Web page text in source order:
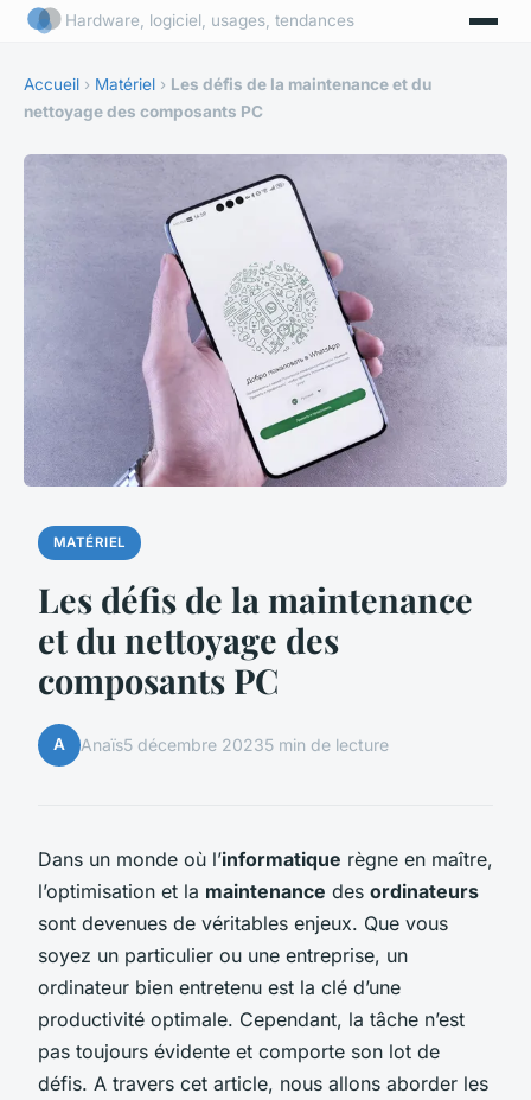
Hardware, logiciel, usages, tendances
Accueil › Matériel › Les défis de la maintenance et du
nettoyage des composants PC
MATÉRIEL
Les défis de la maintenance
et du nettoyage des
composants PC
A Anaïs5 décembre 20235 min de lecture
Dans un monde où l’informatique règne en maître,
l’optimisation et la maintenance des ordinateurs
sont devenues de véritables enjeux. Que vous
soyez un particulier ou une entreprise, un
ordinateur bien entretenu est la clé d’une
productivité optimale. Cependant, la tâche n’est
pas toujours évidente et comporte son lot de
défis. A travers cet article, nous allons aborder les